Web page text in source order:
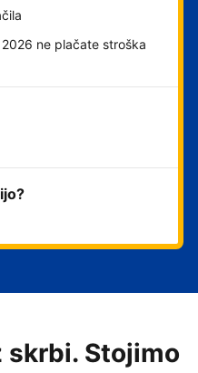
ne plačate stroška
Stojimo